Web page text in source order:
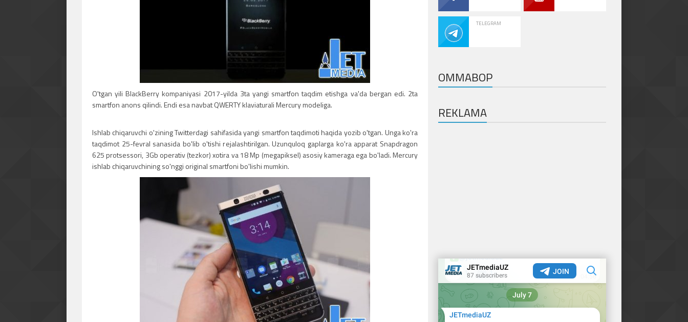
O'tgan yili BlackBerry kompaniyasi 2017-yilda 3ta yangi smartfon taqdim etishga va'da bergan edi. 2ta
smartfon anons qilindi. Endi esa navbat QWERTY klaviaturali Mercury modeliga.
Ishlab chiqaruvchi o'zining Twitterdagi sahifasida yangi smartfon taqdimoti haqida yozib o'tgan. Unga ko'ra
taqdimot 25-fevral sanasida bo'lib o'tishi rejalashtirilgan. Uzunquloq gaplarga ko'ra apparat Snapdragon
625 protsessori, 3Gb operativ (tezkor) xotira va 18 Mp (megapiksel) asosiy kameraga ega bo'ladi. Mercury
ishlab chiqaruvchining so'nggi original smartfoni bo'lishi mumkin.
TELEGRAM
OMMABOP
REKLAMA